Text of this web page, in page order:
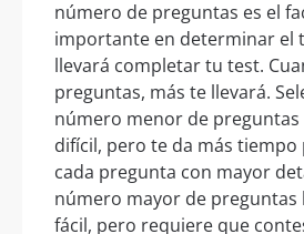
número de preguntas es el
importante en determinar el
llevará completar tu test.
preguntas, más te llevará.
número menor de
difícil, pero te da más
cada pregunta con mayor
número mayor de preguntas
fácil, pero requiere que